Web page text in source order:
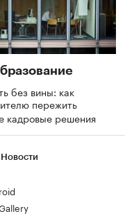
без вины: как
пережить
кадровые решения